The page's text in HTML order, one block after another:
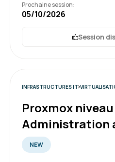
stage
Formateur compétent et
sujets de virtualisation
Laurent G.
Très intéressant.
mettre le pied à l'étrier.
Prochaine session:
05/10/2026
Session
INFRASTRUCTURES IT
Proxmox niveau
Administration
NEW